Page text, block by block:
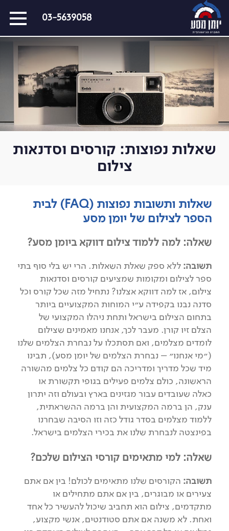
דלג
על
התפריט
03-5639058
כל המסעות הקרובים
מסעות שייט
הפרויקטים החברתיים שלנו
סיפורים מבעד לעדשה
כתבו עלינו
על צילום וצלמים
שאלות נפוצות: קורסים וסדנאות
צילום
שאלות ותשובות נפוצות (FAQ) לבית
הספר לצילום של יומן מסע
שאלה: למה ללמוד צילום דווקא ביומן מסע?
תשובה: ללא ספק שאלת השאלות. הרי יש בלי סוף בתי
ספר לצילום ומקומות שמציעים קורסים וסדנאות
צילום, אז למה דווקא אצלנו? נתחיל מזה שכל קורס וכל
סדנה נבנו בקפידה ע״י המוחות המקצועיים ביותר
בתחום הצילום בישראל ותחת ניהלו המקצועי של
הצלם זיו קורן. מעבר לכך, אנחנו מאמינים שצילום
לומדים מצלמים, ואם תסתכלו על נבחרת הצלמים שלנו
(״מי אנחנו״ – נבחרת הצלמים של יומן מסע), תבינו
מיד שכל מדריך ומדריכה הם קודם כל צלמים מהשורה
הראשונה, כולם צלמים פעילים בגופי תקשורת או
כאלה שעובדים עבור מגזינים בארץ ובעולם וזה יתרון
ענק, הן ברמה המקצועית והן ברמה ההשראתית,
ללמוד מצלמים בסדר גודל כזה וזו הסיבה שבחרנו
בפינצטה לנבחרת שלנו את בכירי הצלמים בישראל.
שאלה: למי מתאימים קורסי הצילום שלכם?
תשובה: הקורסים שלנו מתאימים לכולם! בין אם אתם
צעירים או מבוגרים, בין אם אתם מתחילים או
מתקדמים, צילום הוא תחביב שיכול להעשיר כל אחד
ואחת. לא משנה אם אתם סטודנטים, אנשי מקצוע,